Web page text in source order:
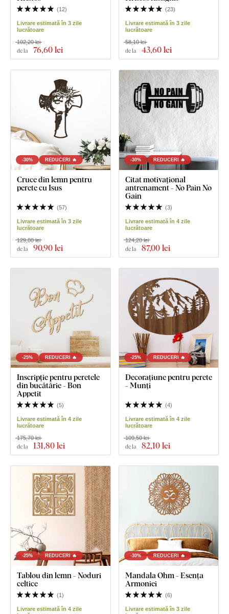
(12)
Livrare estimată în 3 zile
lucrătoare
de la 76,60 lei
102,20 lei
(23)
Livrare estimată în 3 zile
lucrătoare
de la 43,60 lei
58,10 lei
-30% REDUCERI 🔥
Cruce din lemn pentru
perete cu Isus
(57)
Livrare estimată în 3 zile
lucrătoare
de la 90,90 lei
129,80 lei
-30% REDUCERI 🔥
Citat motivațional
antrenament - No Pain No
Gain
(3)
Livrare estimată în 4 zile
lucrătoare
de la 87,00 lei
124,20 lei
-25% REDUCERI 🔥
Inscripție pentru peretele
din bucătărie - Bon
Appetit
(5)
Livrare estimată în 4 zile
lucrătoare
de la 131,80 lei
175,70 lei
-25% REDUCERI 🔥
Decorațiune pentru perete
- Munți
(4)
Livrare estimată în 4 zile
lucrătoare
de la 82,10 lei
109,50 lei
-25% REDUCERI 🔥
Tablou din lemn - Noduri
celtice
(1)
Livrare estimată în 4 zile
-30% REDUCERI 🔥
Mandala Ohm - Esența
Armoniei
(6)
Livrare estimată în 3 zile